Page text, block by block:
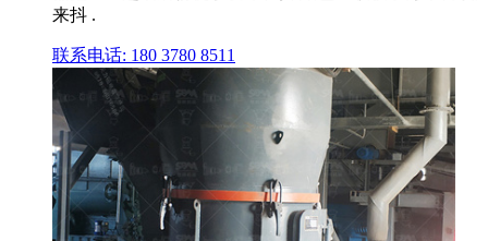
来抖 .
联系电话: 180 3780 8511